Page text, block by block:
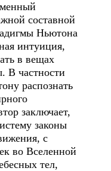
составной
Ньютона
интуиция,
в вещах
В частности
распознать
заключает,
законы
с
во Вселенной
тел,